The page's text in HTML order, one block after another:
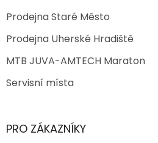
Prodejna Staré Město
Prodejna Uherské Hradiště
MTB JUVA-AMTECH Maraton
Servisní místa
PRO ZÁKAZNÍKY